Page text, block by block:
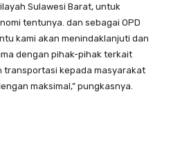
Sulawesi Barat, untuk
tentunya. dan sebagai OPD
kami akan menindaklanjuti dan
dengan pihak-pihak terkait
transportasi kepada masyarakat
maksimal,” pungkasnya.